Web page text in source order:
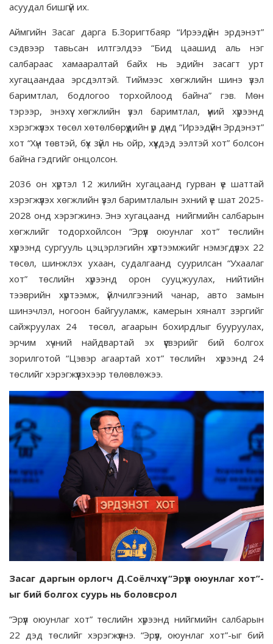
асуудал бишгүй их.
Аймгийн Засаг дарга Б.Зоригтбаяр “Ирээдүйн эрдэнэт”
сэдвээр тавьсан илтгэлдээ “Бид цаашид аль нэг
салбараас хамааралтай байх нь эдийн засагт урт
хугацаандаа эрсдэлтэй. Тиймээс хөгжлийн шинэ үзэл
баримтлал, бодлогоо торхойлоод байна” гэв. Мөн
тэрээр, энэхүү хөгжлийн үзэл баримтлал, үүний хүрээнд
хэрэгжүүлэх төсөл хөтөлбөрүүдийн үр дүнд “Ирээдүйн Эрдэнэт”
хот “Хүн төвтэй, бүх зүйл нь ойр, хүүхдэд ээлтэй хот” болсон
байна гэдгийг онцолсон.
2036 он хүртэл 12 жилийн хугацаанд гурван үе шаттай
хэрэгжүүлэх хөгжлийн үзэл баримтлалын эхний үе шат 2025-
2028 онд хэрэгжинэ. Энэ хугацаанд нийгмийн салбарын
хөгжлийг тодорхойлсон “Эрүүл оюунлаг хот” төслийн
хүрээнд сургууль цэцэрлэгийн хүртээмжийг нэмэгдүүлэх 22
төсөл, шинжлэх ухаан, судалгаанд суурилсан “Ухаалаг
хот” төслийн хүрээнд орон сууцжуулах, нийтийн
тээврийн хүртээмж, үйлчилгээний чанар, авто замын
шинэчлэл, ногоон байгууламж, камерын хяналт зэргийг
сайжруулах 24 төсөл, агаарын бохирдлыг бууруулах,
эрчим хүчний найдвартай эх үүсвэрийг бий болгох
зорилготой “Цэвэр агаартай хот” төслийн хүрээнд 24
төслийг хэрэгжүүлэхээр төлөвлөжээ.
Засаг даргын орлогч Д.Соёлчхүү: “Эрүүл оюунлаг хот”-
ыг бий болгох суурь нь боловсрол
“Эрүүл оюунлаг хот” төслийн хүрээнд нийгмийн салбарын
22 дэд төслийг хэрэгжүүлнэ. “Эрүүл, оюунлаг хот”-ыг бий